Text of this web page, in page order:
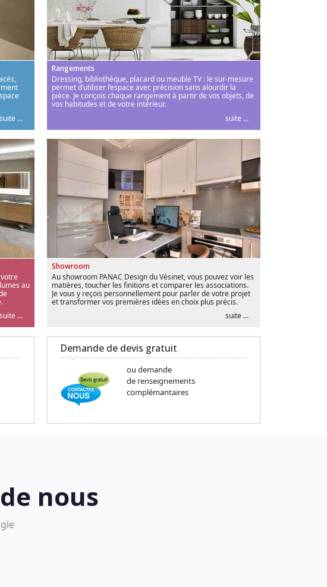
suite ...
Rangements
Dressing, bibliothèque, placard ou meuble TV : le sur-mesure
permet d’utiliser l’espace avec précision sans alourdir la
pièce. Je conçois chaque rangement à partir de vos objets, de
vos habitudes et de votre intérieur.
suite ...
au
suite ...
Showroom
Au showroom PANAC Design du Vésinet, vous pouvez voir les
matières, toucher les finitions et comparer les associations.
Je vous y reçois personnellement pour parler de votre projet
et transformer vos premières idées en choix plus précis.
suite ...
Demande de devis gratuit
ou demande
de renseignements
complémantaires
nous